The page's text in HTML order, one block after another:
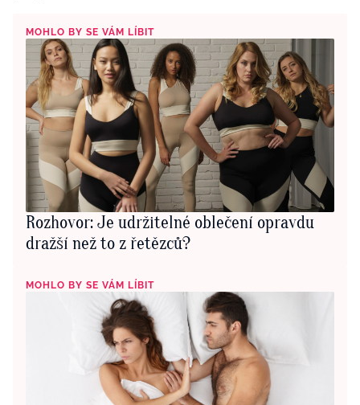
MOHLO BY SE VÁM LÍBIT
Rozhovor: Je udržitelné oblečení opravdu
dražší než to z řetězců?
MOHLO BY SE VÁM LÍBIT